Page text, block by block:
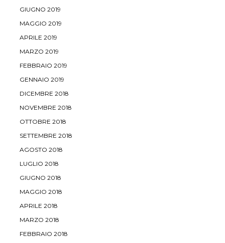
GIUGNO 2019
MAGGIO 2019
APRILE 2019
MARZO 2019
FEBBRAIO 2019
GENNAIO 2019
DICEMBRE 2018
NOVEMBRE 2018
OTTOBRE 2018
SETTEMBRE 2018
AGOSTO 2018
LUGLIO 2018
GIUGNO 2018
MAGGIO 2018
APRILE 2018
MARZO 2018
FEBBRAIO 2018